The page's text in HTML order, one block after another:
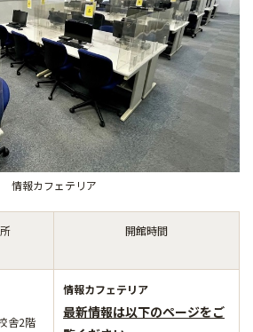
情報カフェテリア
開館時間
舎2階
情報カフェテリア
最新情報は以下のページをご